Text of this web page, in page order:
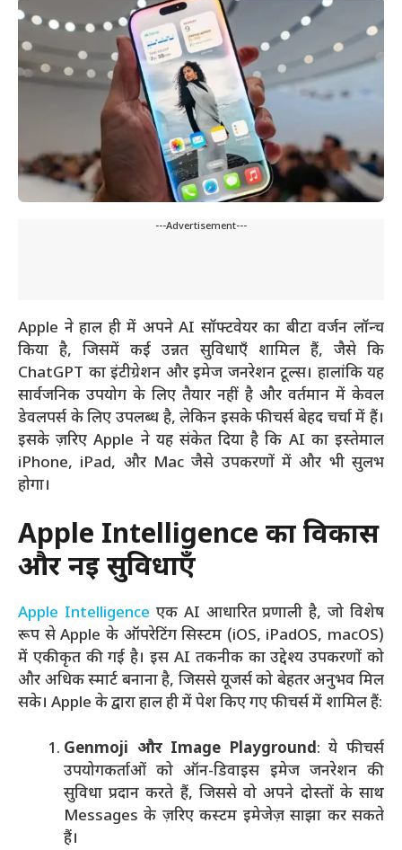
---Advertisement---
Apple ने हाल ही में अपने AI सॉफ्टवेयर का बीटा वर्जन लॉन्च
किया है, जिसमें कई उन्नत सुविधाएँ शामिल हैं, जैसे कि
ChatGPT का इंटीग्रेशन और इमेज जनरेशन टूल्स। हालांकि यह
सार्वजनिक उपयोग के लिए तैयार नहीं है और वर्तमान में केवल
डेवलपर्स के लिए उपलब्ध है, लेकिन इसके फीचर्स बेहद चर्चा में हैं।
इसके ज़रिए Apple ने यह संकेत दिया है कि AI का इस्तेमाल
iPhone, iPad, और Mac जैसे उपकरणों में और भी सुलभ
होगा।
Apple Intelligence का विकास
और नई सुविधाएँ
Apple Intelligence एक AI आधारित प्रणाली है, जो विशेष
रूप से Apple के ऑपरेटिंग सिस्टम (iOS, iPadOS, macOS)
में एकीकृत की गई है। इस AI तकनीक का उद्देश्य उपकरणों को
और अधिक स्मार्ट बनाना है, जिससे यूजर्स को बेहतर अनुभव मिल
सके। Apple के द्वारा हाल ही में पेश किए गए फीचर्स में शामिल हैं:
Genmoji और Image Playground: ये फीचर्स
उपयोगकर्ताओं को ऑन-डिवाइस इमेज जनरेशन की
सुविधा प्रदान करते हैं, जिससे वो अपने दोस्तों के साथ
Messages के ज़रिए कस्टम इमेजेज़ साझा कर सकते
हैं।